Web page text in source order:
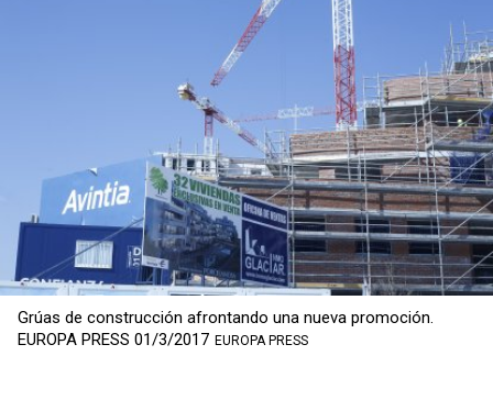
Grúas de construcción afrontando una nueva promoción.
EUROPA PRESS 01/3/2017 EUROPA PRESS